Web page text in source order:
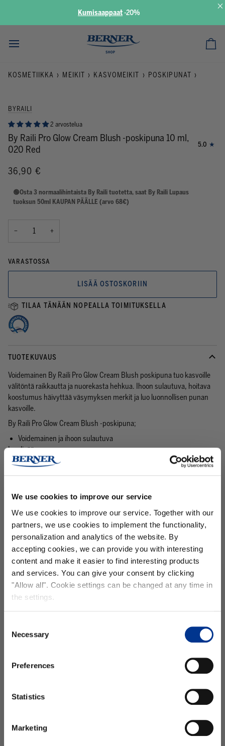
×
Kumisaappaat-20%
We use cookies to improve our service
We use cookies to improve our service. Together with our
partners, we use cookies to implement the functionality,
personalization and analytics of the website. By
accepting cookies, we can provide you with interesting
content and make it easier to find interesting products
and services. You can give your consent by clicking
"Allow all". Cookie settings can be changed at any time in
the settings.
Selection
Necessary
Preferences
Statistics
Marketing
sisältöön
KOSMETIIKKA › MEIKIT › KASVOMEIKIT › POSKIPUNAT ›
BYRAILI
2 arvostelua
By Raili Pro Glow Cream Blush -poskipuna 10 ml,
020 Red
5.0
36,90 €
🟢Osta 3 normaalihintaista By Raili tuotetta, saat By Raili Lupaus
tuoksun 50ml KAUPAN PÄÄLLE (arvo 68€)
− +
VARASTOSSA
LISÄÄ OSTOSKORIIN
TILAA TÄNÄÄN NOPEALLA TOIMITUKSELLA
TUOTEKUVAUS
Voidemainen By Raili Pro Glow Cream Blush poskipuna tuo kasvoille
välitöntä raikkautta ja nuorekasta hehkua. Ihoon sulautuva, hoitava
koostumus häivyttää väsymyksen merkit ja luo luonnollisen punan
kasvoille.
By Raili Pro Glow Cream Blush -poskipuna;
Voidemainen ja ihoon sulautuva
Lue lisää
Valmistaja: Berner Oy, Hitsaajankatu 24, 00810 Helsinki
byraili.fi
Tilaa uutiskirjeemme jasaat -15%
alennuksenseuraavalle tilauksellesi!